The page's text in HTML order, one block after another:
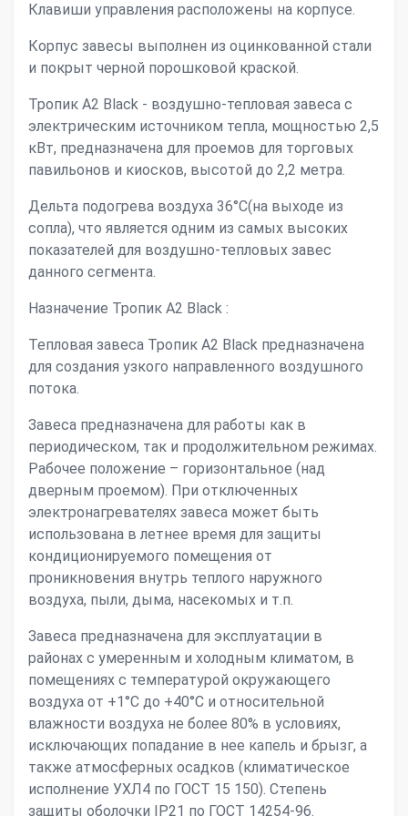
Клавиши управления расположены на корпусе.
Корпус завесы выполнен из оцинкованной стали
и покрыт черной порошковой краской.
Тропик А2 Black - воздушно-тепловая завеса с
электрическим источником тепла, мощностью 2,5
кВт, предназначена для проемов для торговых
павильонов и киосков, высотой до 2,2 метра.
Дельта подогрева воздуха 36°С(на выходе из
сопла), что является одним из самых высоких
показателей для воздушно-тепловых завес
данного сегмента.
Назначение Тропик А2 Black :
Тепловая завеса Тропик А2 Black предназначена
для создания узкого направленного воздушного
потока.
Завеса предназначена для работы как в
периодическом, так и продолжительном режимах.
Рабочее положение – горизонтальное (над
дверным проемом). При отключенных
электронагревателях завеса может быть
использована в летнее время для защиты
кондиционируемого помещения от
проникновения внутрь теплого наружного
воздуха, пыли, дыма, насекомых и т.п.
Завеса предназначена для эксплуатации в
районах с умеренным и холодным климатом, в
помещениях с температурой окружающего
воздуха от +1°С до +40°С и относительной
влажности воздуха не более 80% в условиях,
исключающих попадание в нее капель и брызг, а
также атмосферных осадков (климатическое
исполнение УХЛ4 по ГОСТ 15 150). Степень
защиты оболочки IР21 по ГОСТ 14254-96.